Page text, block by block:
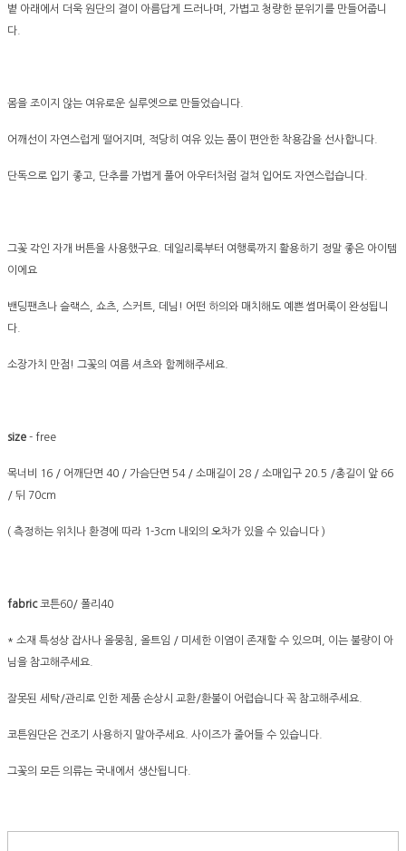
볕 아래에서 더욱 원단의 결이 아름답게 드러나며, 가볍고 청량한 분위기를 만들어줍니
다.
몸을 조이지 않는 여유로운 실루엣으로 만들었습니다.
어깨선이 자연스럽게 떨어지며, 적당히 여유 있는 품이 편안한 착용감을 선사합니다.
단독으로 입기 좋고, 단추를 가볍게 풀어 아우터처럼 걸쳐 입어도 자연스럽습니다.
그꽃 각인 자개 버튼을 사용했구요. 데일리룩부터 여행룩까지 활용하기 정말 좋은 아이템
이에요
밴딩팬츠나 슬랙스, 쇼츠, 스커트, 데님! 어떤 하의와 매치해도 예쁜 썸머룩이 완성됩니
다.
소장가치 만점! 그꽃의 여름 셔츠와 함께해주세요.
size - free
목너비 16 / 어깨단면 40 / 가슴단면 54 / 소매길이 28 / 소매입구 20.5 /총길이 앞 66
/ 뒤 70cm
( 측정하는 위치나 환경에 따라 1-3cm 내외의 오차가 있을 수 있습니다 )
fabric코튼60/ 폴리40
* 소재 특성상 잡사나 올뭉침, 올트임 / 미세한 이염이 존재할 수 있으며, 이는 불량이 아
님을 참고해주세요.
잘못된 세탁/관리로 인한 제품 손상시 교환/환불이 어렵습니다 꼭 참고해주세요.
코튼원단은 건조기 사용하지 말아주세요. 사이즈가 줄어들 수 있습니다.
그꽃의 모든 의류는 국내에서 생산됩니다.